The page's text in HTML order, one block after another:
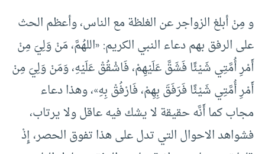
و مِنْ أبلغ الزواجر عن الغلظة مع الناس، وأعظم الحث
على الرفق بهم دعاء النبي الكريم: «اللهُمَّ، مَنْ وَلِيَ مِنْ
أَمْرِ أُمَّتِي شَيْئًا فَشَقَّ عَلَيْهِمْ، فَاشْقُقْ عَلَيْهِ، وَمَنْ وَلِيَ مِنْ
أَمْرِ أُمَّتِي شَيْئًا فَرَفَقَ بِهِمْ، فَارْفُقْ بِهِ»، وهذا دعاء
مجاب كما أَنَّه حقيقة لا يشك فيه عاقل ولا يرتاب،
فشواهد الاحوال التي تدل على هذا تفوق الحصر، إِذْ